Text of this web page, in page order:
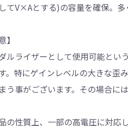
てV×Aとする)の容量を確保。多
】
ルライザーとして使用可能とい
。特にゲインレベルの大きな歪
う事がございます。その場合に
の性質上、一部の高電圧に対応